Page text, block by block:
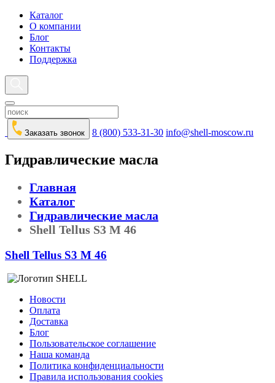
Каталог
О компании
Блог
Контакты
Поддержка
Заказать звонок 8 (800) 533-31-30 info@shell-moscow.ru
Гидравлические масла
Главная
Каталог
Гидравлические масла
Shell Tellus S3 M 46
Shell Tellus S3 M 46
Новости
Оплата
Доставка
Блог
Пользовательское соглашение
Наша команда
Политика конфиденциальности
Правила использования cookies